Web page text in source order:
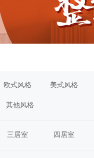
欧式风格 美式风格
其他风格
三居室 四居室